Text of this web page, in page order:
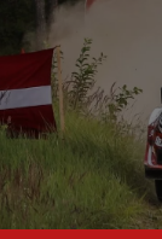
content